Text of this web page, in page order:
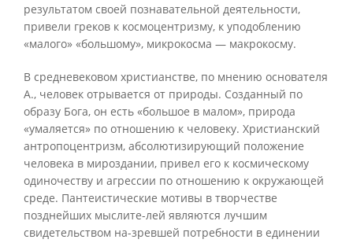
результатом своей познавательной деятельности,
привели греков к космоцентризму, к уподоблению
«малого» «большому», микрокосма — макрокосму.
В средневековом христианстве, по мнению основателя
А., человек отрывается от природы. Созданный по
образу Бога, он есть «большое в малом», природа
«умаляется» по отношению к человеку. Христианский
антропоцентризм, абсолютизирующий положение
человека в мироздании, привел его к космическому
одиночеству и агрессии по отношению к окружающей
среде. Пантеистические мотивы в творчестве
позднейших мыслите-лей являются лучшим
свидетельством на-зревшей потребности в единении